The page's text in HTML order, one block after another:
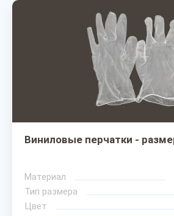
Виниловые перчатки -
Материал
Тип размера
Цвет